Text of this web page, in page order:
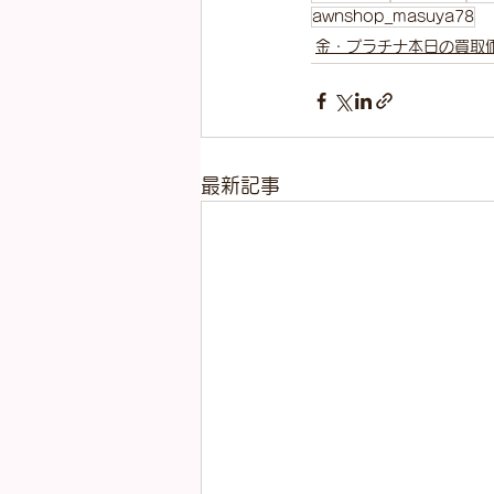
awnshop_masuya78
金・プラチナ本日の買取
最新記事